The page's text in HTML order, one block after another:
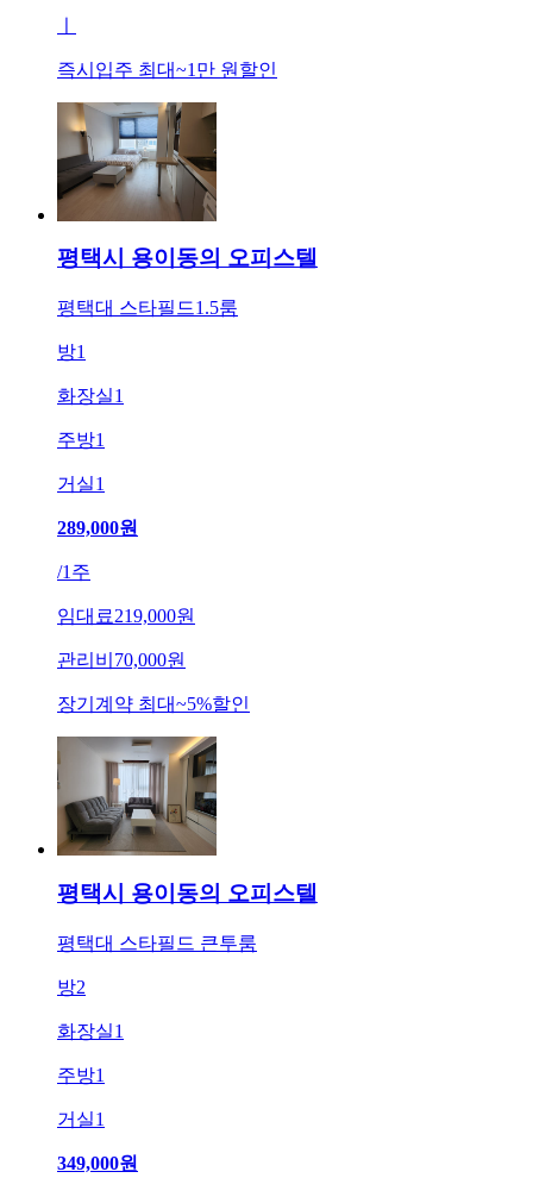
즉시입주 최대~1만 원 할인
평택시 용이동의 오피스텔
평택대 스타필드1.5룸
방1
화장실1
주방1
거실1
289,000원
/1주
임대료219,000원
관리비 70,000원
장기계약 최대~5%할인
평택시 용이동의 오피스텔
평택대 스타필드 큰투룸
방2
화장실1
주방1
거실1
349,000원